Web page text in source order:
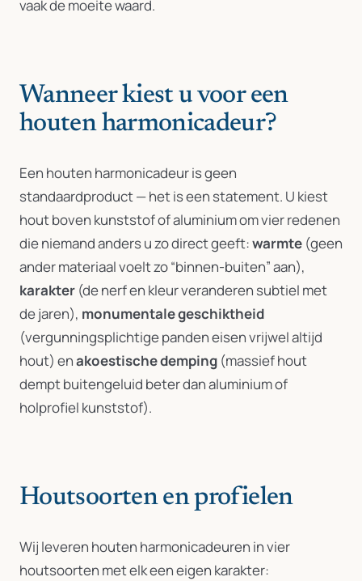
vaak de moeite waard.
Wanneer kiest u voor een
houten harmonicadeur?
Een houten harmonicadeur is geen
standaardproduct — het is een statement. U kiest
hout boven kunststof of aluminium om vier redenen
die niemand anders u zo direct geeft:warmte (geen
ander materiaal voelt zo “binnen-buiten” aan),
karakter (de nerf en kleur veranderen subtiel met
de jaren), monumentale geschiktheid
(vergunningsplichtige panden eisen vrijwel altijd
hout) enakoestische demping (massief hout
dempt buitengeluid beter dan aluminium of
holprofiel kunststof).
Houtsoorten en profielen
Wij leveren houten harmonicadeuren in vier
houtsoorten met elk een eigen karakter: